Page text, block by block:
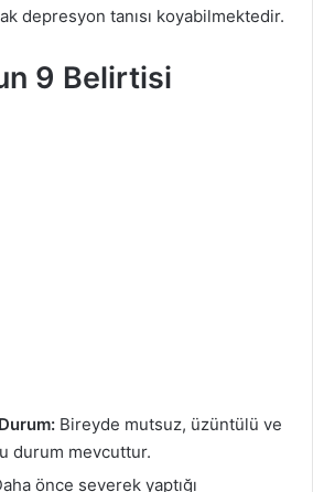
depresyon tanısı koyabilmektedir.
9 Belirtisi
Bireyde mutsuz, üzüntülü ve
durum mevcuttur.
önce severek yaptığı